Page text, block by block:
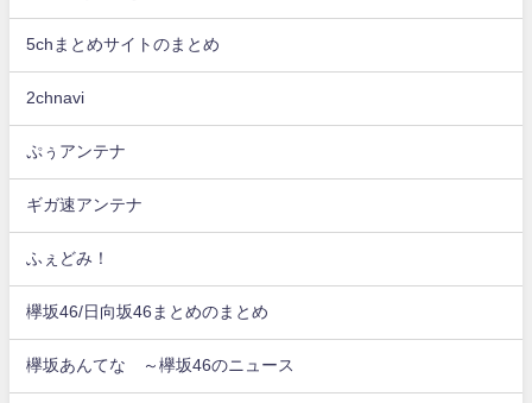
5chまとめサイトのまとめ
2chnavi
ぷぅアンテナ
ギガ速アンテナ
ふぇどみ！
欅坂46/日向坂46まとめのまとめ
欅坂あんてな ～欅坂46のニュース